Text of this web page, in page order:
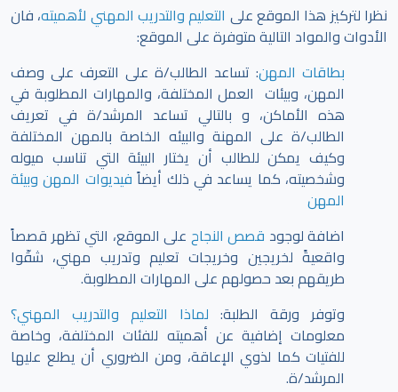
نظرا لتركيز هذا الموقع على التعليم والتدريب المهني لأهميته، فان
الأدوات والمواد التالية متوفرة على الموقع:
بطاقات المهن: تساعد الطالب/ة على التعرف على وصف
المهن، وبيئات العمل المختلفة، والمهارات المطلوبة في
هذه الأماكن، و بالتالي تساعد المرشد/ة في تعريف
الطالب/ة على المهنة والبيئه الخاصة بالمهن المختلفة
وكيف يمكن للطالب أن يختار البيئة التي تناسب ميوله
وشخصيته، كما يساعد في ذلك أيضاً فيديوات المهن وبيئة
المهن
اضافة لوجود قصص النجاح على الموقع، التي تظهر قصصاً
واقعيةً لخريجين وخريجات تعليم وتدريب مهني، شقّوا
طريقهم بعد حصولهم على المهارات المطلوبة.
وتوفر ورقة الطلبة: لماذا التعليم والتدريب المهني؟
معلومات إضافية عن أهميته للفئات المختلفة، وخاصة
للفتيات كما لذوي الإعاقة، ومن الضروري أن يطلع عليها
المرشد/ة.